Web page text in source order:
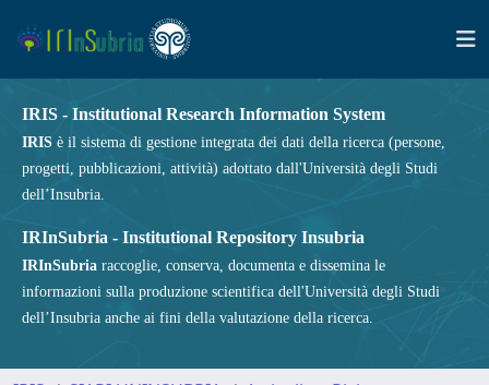
IRIS - Institutional Research Information System
IRIS è il sistema di gestione integrata dei dati della ricerca (persone,
progetti, pubblicazioni, attività) adottato dall'Università degli Studi
dell’Insubria.
IRInSubria - Institutional Repository Insubria
IRInSubria raccoglie, conserva, documenta e dissemina le
informazioni sulla produzione scientifica dell'Università degli Studi
dell’Insubria anche ai fini della valutazione della ricerca.